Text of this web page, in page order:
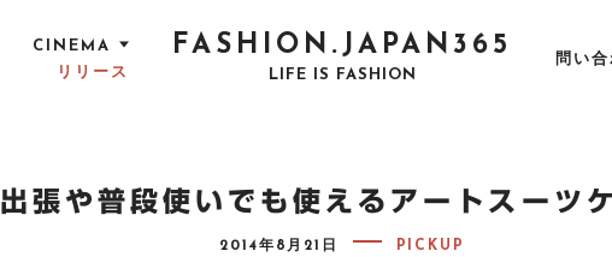
CINEMA
リリース
FASHION.JAPAN365
LIFE IS FASHION
問い合
出張や普段使いでも使えるアートスーツ
P
2014年8月21日 PICKUP